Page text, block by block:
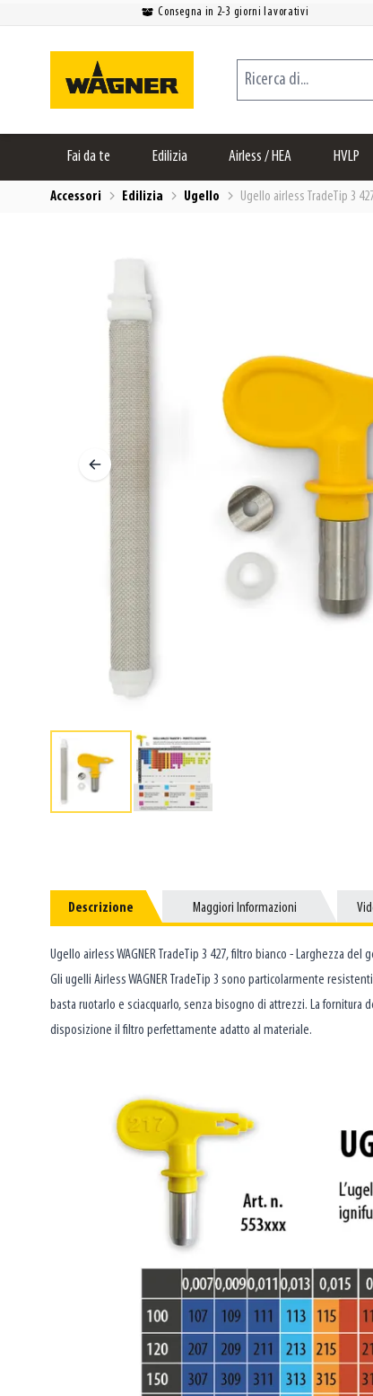
Consegna in 2-3 giorni lavorativi
Ricerca di...
Fai da te Edilizia Airless / HEA HVLP
Accessori
Edilizia Ugello Ugello airless TradeTip 3
Descrizione
Descrizione Maggiori Informazioni
Maggiori Informazioni
Ugello airless WAGNER TradeTip 3 427, filtro bianco - Larghezza
Gli ugelli Airless WAGNER TradeTip 3 sono particolarmente
basta ruotarlo e sciacquarlo, senza bisogno di attrezzi. La
disposizione il filtro perfettamente adatto al materiale.